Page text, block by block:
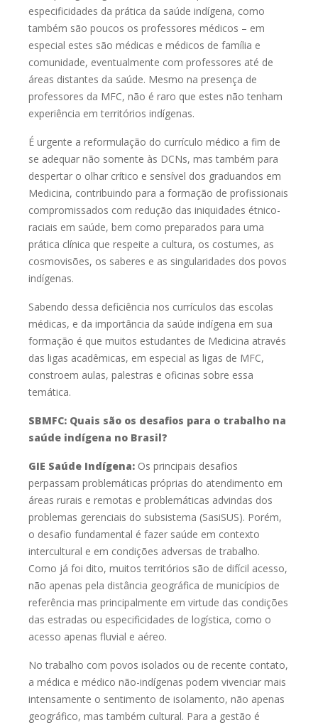
especificidades da prática da saúde indígena, como
também são poucos os professores médicos – em
especial estes são médicas e médicos de família e
comunidade, eventualmente com professores até de
áreas distantes da saúde. Mesmo na presença de
professores da MFC, não é raro que estes não tenham
experiência em territórios indígenas.
É urgente a reformulação do currículo médico a fim de
se adequar não somente às DCNs, mas também para
despertar o olhar crítico e sensível dos graduandos em
Medicina, contribuindo para a formação de profissionais
compromissados com redução das iniquidades étnico-
raciais em saúde, bem como preparados para uma
prática clínica que respeite a cultura, os costumes, as
cosmovisões, os saberes e as singularidades dos povos
indígenas.
Sabendo dessa deficiência nos currículos das escolas
médicas, e da importância da saúde indígena em sua
formação é que muitos estudantes de Medicina através
das ligas acadêmicas, em especial as ligas de MFC,
constroem aulas, palestras e oficinas sobre essa
temática.
SBMFC: Quais são os desafios para o trabalho na
saúde indígena no Brasil?
GIE Saúde Indígena: Os principais desafios
perpassam problemáticas próprias do atendimento em
áreas rurais e remotas e problemáticas advindas dos
problemas gerenciais do subsistema (SasiSUS). Porém,
o desafio fundamental é fazer saúde em contexto
intercultural e em condições adversas de trabalho.
Como já foi dito, muitos territórios são de difícil acesso,
não apenas pela distância geográfica de municípios de
referência mas principalmente em virtude das condições
das estradas ou especificidades de logística, como o
acesso apenas fluvial e aéreo.
No trabalho com povos isolados ou de recente contato,
a médica e médico não-indígenas podem vivenciar mais
intensamente o sentimento de isolamento, não apenas
geográfico, mas também cultural. Para a gestão é